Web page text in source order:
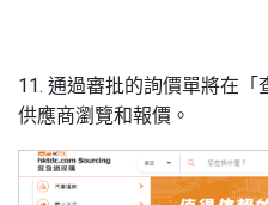
11. 通過審批的詢價單將在「
供應商瀏覽和報價。